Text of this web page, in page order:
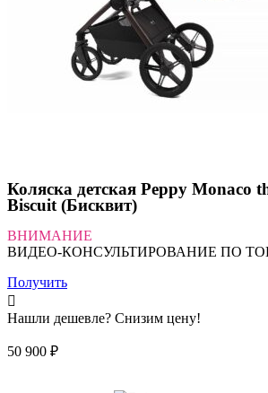
Коляска детская Peppy Monaco
Biscuit (Бисквит)
ВНИМАНИЕ
ВИДЕО-КОНСУЛЬТИРОВАНИЕ ПО
Получить
Нашли дешевле? Снизим цену!
50 900 ₽